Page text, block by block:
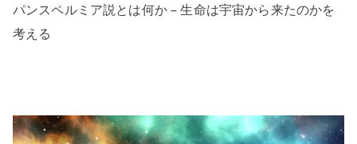
パンスペルミア説とは何か – 生命は宇宙から来たのかを
考える